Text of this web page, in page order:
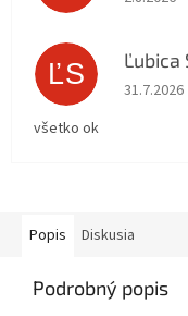
Popis Diskusia
Podrobný popis
ĽS Ľubica
31.7.2026
všetko ok